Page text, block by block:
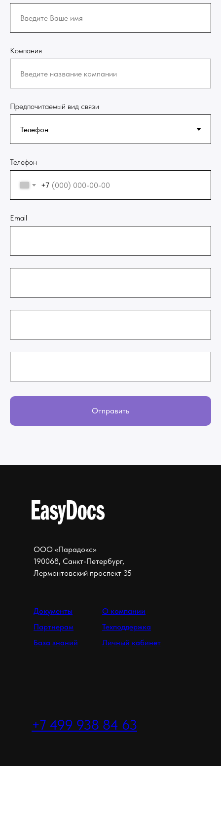
Компания
Предпочитаемый вид связи
Телефон
+7
Email
Отправить
Документы
Партнерам
База знаний
О компании
Техподдержка
Личный кабинет
ООО «Парадокс»
190068, Санкт-Петербург,
Лермонтовский проспект 35
+7 499 938 84 63